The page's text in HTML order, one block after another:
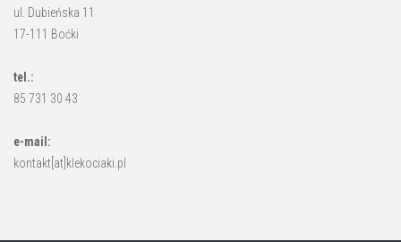
ul. Dubieńska 11
17-111 Boćki
tel.:
85 731 30 43
e-mail:
kontakt[at]klekociaki.pl